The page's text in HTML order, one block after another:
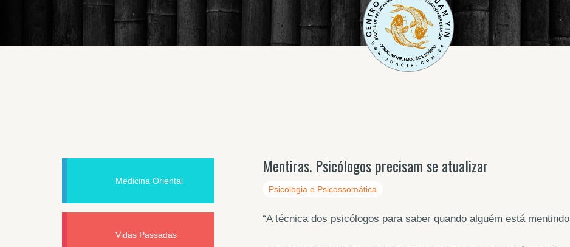
Mentiras. Psicólogos precisam se atualizar
Psicologia e Psicossomática
“A técnica dos psicólogos para saber quando alguém está mentindo
Medicina Oriental
Vidas Passadas